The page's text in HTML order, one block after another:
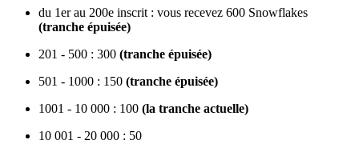
du 1er au 200e inscrit : vous recevez 600 Snowflakes
(tranche épuisée)
201 - 500 : 300 (tranche épuisée)
501 - 1000 : 150 (tranche épuisée)
1001 - 10 000 : 100 (la tranche actuelle)
10 001 - 20 000 : 50